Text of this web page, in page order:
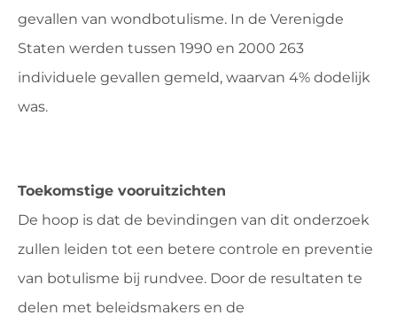
gevallen van wondbotulisme. In de Verenigde
Staten werden tussen 1990 en 2000 263
individuele gevallen gemeld, waarvan 4% dodelijk
was.
Toekomstige vooruitzichten
De hoop is dat de bevindingen van dit onderzoek
zullen leiden tot een betere controle en preventie
van botulisme bij rundvee. Door de resultaten te
delen met beleidsmakers en de